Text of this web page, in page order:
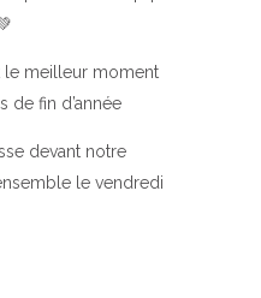
le meilleur moment
de fin d’année
devant notre
le vendredi